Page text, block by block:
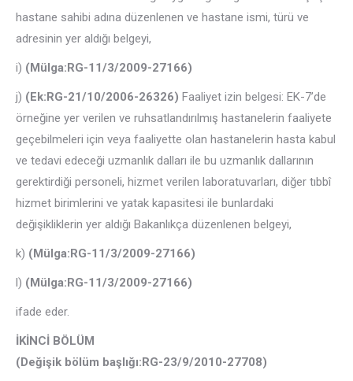
hastane sahibi adına düzenlenen ve hastane ismi, türü ve
adresinin yer aldığı belgeyi,
i) (Mülga:RG-11/3/2009-27166)
j) (Ek:RG-21/10/2006-26326) Faaliyet izin belgesi: EK-7’de
örneğine yer verilen ve ruhsatlandırılmış hastanelerin faaliyete
geçebilmeleri için veya faaliyette olan hastanelerin hasta kabul
ve tedavi edeceği uzmanlık dalları ile bu uzmanlık dallarının
gerektirdiği personeli, hizmet verilen laboratuvarları, diğer tıbbî
hizmet birimlerini ve yatak kapasitesi ile bunlardaki
değişikliklerin yer aldığı Bakanlıkça düzenlenen belgeyi,
k) (Mülga:RG-11/3/2009-27166)
l) (Mülga:RG-11/3/2009-27166)
ifade eder.
İKİNCİ BÖLÜM
(Değişik bölüm başlığı:RG-23/9/2010-27708)